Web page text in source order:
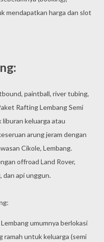
mendapatkan harga dan slot
paintball, river tubing,
Rafting Lembang Semi
keluarga atau
arung jeram dengan
Cikole, Lembang.
offroad Land Rover,
api unggun.
umumnya berlokasi
ramah untuk keluarga (semi